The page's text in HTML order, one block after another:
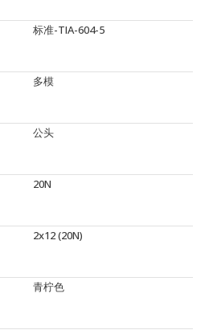
标准-TIA-604-5
多模
公头
20N
2x12 (20N)
青柠色